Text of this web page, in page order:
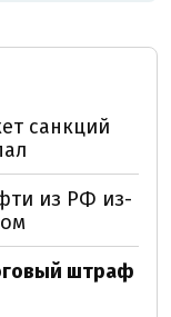
санкций
из РФ из-
штраф